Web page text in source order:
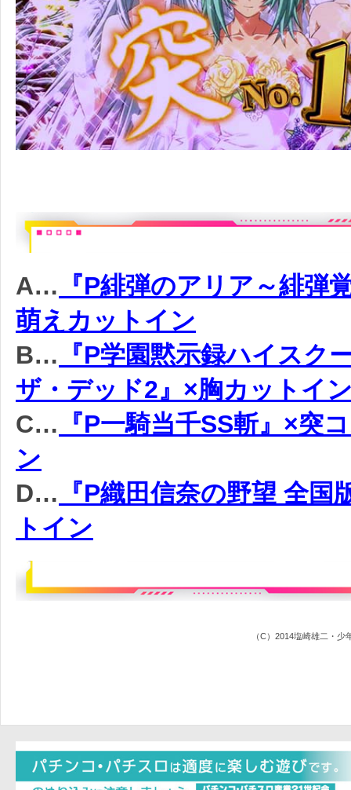
A… 『P緋弾のアリア～緋弾
萌えカットイン
B… 『P学園黙示録ハイスク
ザ・デッド2』×胸カットイ
C… 『P一騎当千SS斬』×突
ン
D… 『P織田信奈の野望 全国
トイン
（C）2014塩崎雄二・